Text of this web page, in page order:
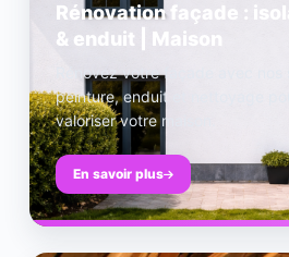
Rénovation façade :
& enduit | Maison
Rénovez votre façade avec
peinture, enduit et nettoyage
valoriser votre maison.
En savoir plus